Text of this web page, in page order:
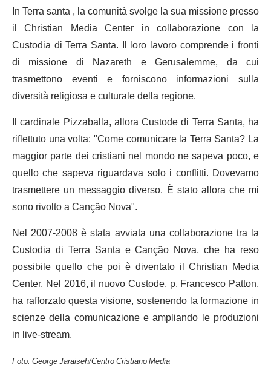
In Terra santa , la comunità svolge la sua missione presso
il Christian Media Center in collaborazione con la
Custodia di Terra Santa. Il loro lavoro comprende i fronti
di missione di Nazareth e Gerusalemme, da cui
trasmettono eventi e forniscono informazioni sulla
diversità religiosa e culturale della regione.
Il cardinale Pizzaballa, allora Custode di Terra Santa, ha
riflettuto una volta: "Come comunicare la Terra Santa? La
maggior parte dei cristiani nel mondo ne sapeva poco, e
quello che sapeva riguardava solo i conflitti. Dovevamo
trasmettere un messaggio diverso. È stato allora che mi
sono rivolto a Canção Nova".
Nel 2007-2008 è stata avviata una collaborazione tra la
Custodia di Terra Santa e Canção Nova, che ha reso
possibile quello che poi è diventato il Christian Media
Center. Nel 2016, il nuovo Custode, p. Francesco Patton,
ha rafforzato questa visione, sostenendo la formazione in
scienze della comunicazione e ampliando le produzioni
in live-stream.
Foto: George Jaraiseh/Centro Cristiano Media